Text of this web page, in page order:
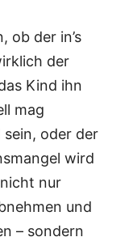
ob der in’s
der
Kind ihn
mag
oder der
wird
nur
und
– sondern